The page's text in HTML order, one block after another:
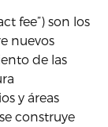
fee”) son los
nuevos
de las
y áreas
construye